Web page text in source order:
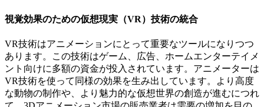
視覚効果のための仮想現実（VR）技術の統合
VR技術はアニメーションにとって重要なツールになりつつ
あります。この技術はゲーム、広告、ホームエンターテイメ
ント向けに多額の資金が投入されています。アニメーターは
VR技術を使って同様の効果を生み出しています。より高度
な動物の制作や、より魅力的な仮想世界の創造が進むにつれ